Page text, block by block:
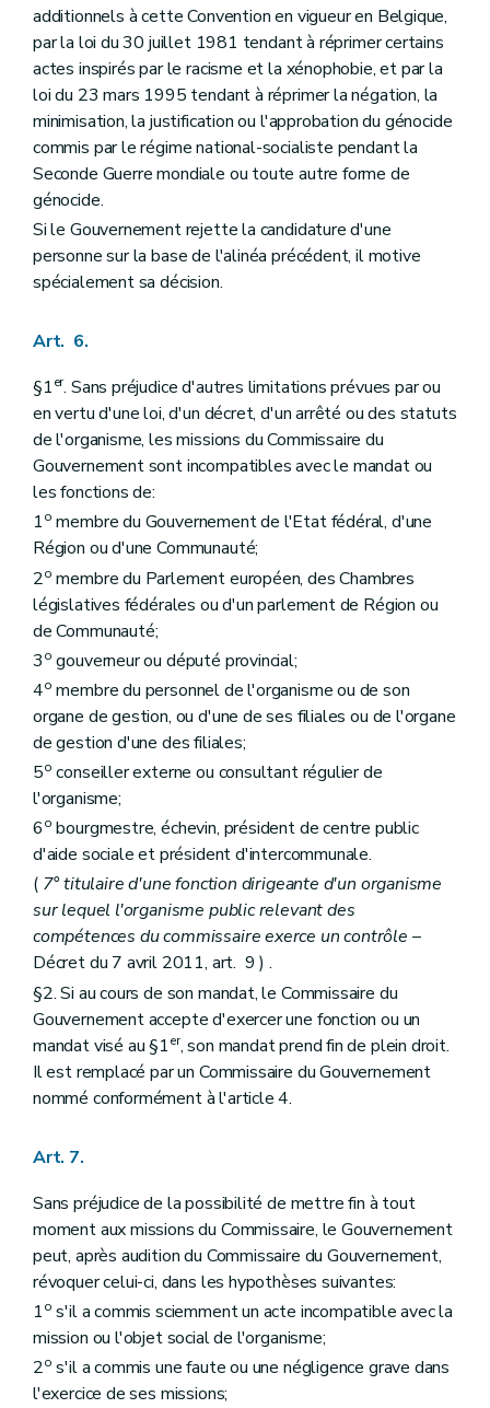
additionnels à cette Convention en vigueur en Belgique,
par la loi du 30 juillet 1981 tendant à réprimer certains
actes inspirés par le racisme et la xénophobie, et par la
loi du 23 mars 1995 tendant à réprimer la négation, la
minimisation, la justification ou l'approbation du génocide
commis par le régime national-socialiste pendant la
Seconde Guerre mondiale ou toute autre forme de
génocide.
Si le Gouvernement rejette la candidature d'une
personne sur la base de l'alinéa précédent, il motive
spécialement sa décision.
Art. 6.
§1er. Sans préjudice d'autres limitations prévues par ou
en vertu d'une loi, d'un décret, d'un arrêté ou des statuts
de l'organisme, les missions du Commissaire du
Gouvernement sont incompatibles avec le mandat ou
les fonctions de:
1o membre du Gouvernement de l'Etat fédéral, d'une
Région ou d'une Communauté;
2o membre du Parlement européen, des Chambres
législatives fédérales ou d'un parlement de Région ou
de Communauté;
3o gouverneur ou député provincial;
4o membre du personnel de l'organisme ou de son
organe de gestion, ou d'une de ses filiales ou de l'organe
de gestion d'une des filiales;
5o conseiller externe ou consultant régulier de
l'organisme;
6o bourgmestre, échevin, président de centre public
d'aide sociale et président d'intercommunale.
( 7° titulaire d'une fonction dirigeante d'un organisme
sur lequel l'organisme public relevant des
compétences du commissaire exerce un contrôle –
Décret du 7 avril 2011, art. 9 ) .
§2. Si au cours de son mandat, le Commissaire du
Gouvernement accepte d'exercer une fonction ou un
mandat visé au §1er, son mandat prend fin de plein droit.
Il est remplacé par un Commissaire du Gouvernement
nommé conformément à l'article 4.
Art. 7.
Sans préjudice de la possibilité de mettre fin à tout
moment aux missions du Commissaire, le Gouvernement
peut, après audition du Commissaire du Gouvernement,
révoquer celui-ci, dans les hypothèses suivantes:
1o s'il a commis sciemment un acte incompatible avec la
mission ou l'objet social de l'organisme;
2o s'il a commis une faute ou une négligence grave dans
l'exercice de ses missions;